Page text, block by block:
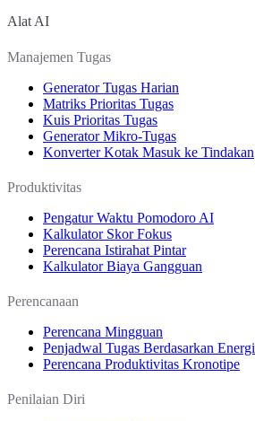
Alat AI
Manajemen Tugas
Generator Tugas Harian
Matriks Prioritas Tugas
Kuis Prioritas Tugas
Generator Mikro-Tugas
Konverter Kotak Masuk ke Tindakan
Produktivitas
Pengatur Waktu Pomodoro AI
Kalkulator Skor Fokus
Perencana Istirahat Pintar
Kalkulator Biaya Gangguan
Perencanaan
Perencana Mingguan
Penjadwal Tugas Berdasarkan Energi
Perencana Produktivitas Kronotipe
Penilaian Diri